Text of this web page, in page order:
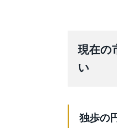
現在の
い
独歩の